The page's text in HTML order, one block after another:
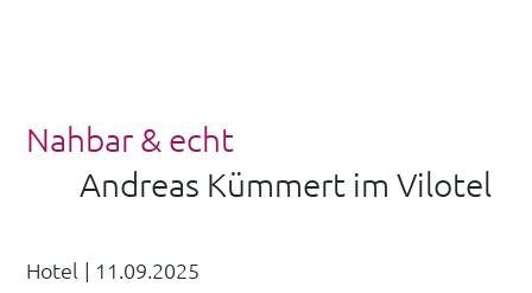
Nahbar & echt
Andreas Kümmert im Vilotel
Hotel | 11.09.2025